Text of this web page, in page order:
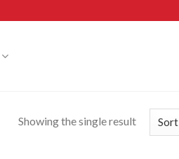
Showing the single result